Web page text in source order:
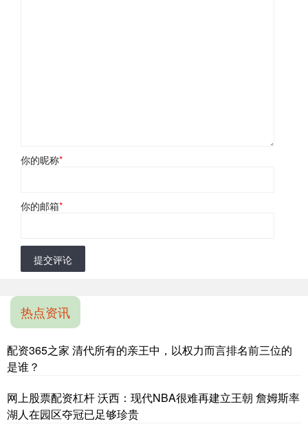
你的昵称*
你的邮箱*
提交评论
热点资讯
配资365之家 清代所有的亲王中，以权力而言排名前三位的
是谁？
网上股票配资杠杆 沃西：现代NBA很难再建立王朝 詹姆斯率
湖人在园区夺冠已足够珍贵